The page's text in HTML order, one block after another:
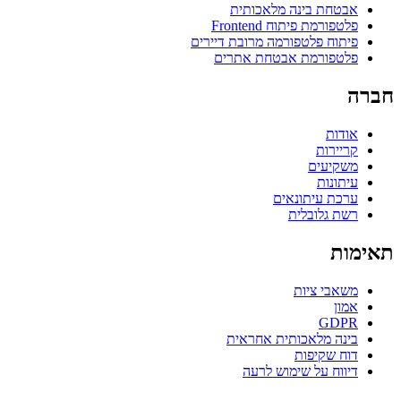
אבטחת בינה מלאכותית
פלטפורמת פיתוח Frontend
פיתוח פלטפורמה מרובת דיירים
פלטפורמת אבטחת אתרים
חברה
אודות
קריירות
משקיעים
עיתונות
ערכת עיתונאים
רשת גלובלית
תאימות
משאבי ציות
אמון
GDPR
בינה מלאכותית אחראית
דוח שקיפות
דיווח על שימוש לרעה